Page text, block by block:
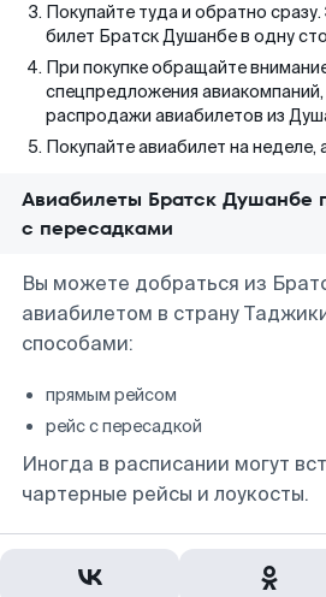
Покупайте туда и обратно
билет Братск Душанбе в одну
При покупке обращайте
спецпредложения авиакомпаний,
распродажи авиабилетов из
Покупайте авиабилет на неделе,
Авиабилеты Братск Душанбе
с пересадками
Вы можете добраться из
авиабилетом в страну
способами:
прямым рейсом
рейс с пересадкой
Иногда в расписании могут
чартерные рейсы и лоукосты.